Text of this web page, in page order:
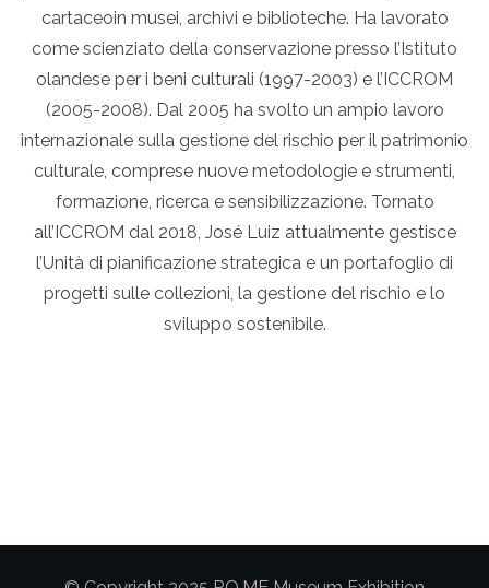
cartaceoin musei, archivi e biblioteche. Ha lavorato
come scienziato della conservazione presso l’Istituto
olandese per i beni culturali (1997-2003) e l’ICCROM
(2005-2008). Dal 2005 ha svolto un ampio lavoro
internazionale sulla gestione del rischio per il patrimonio
culturale, comprese nuove metodologie e strumenti,
formazione, ricerca e sensibilizzazione. Tornato
all’ICCROM dal 2018, José Luiz attualmente gestisce
l’Unità di pianificazione strategica e un portafoglio di
progetti sulle collezioni, la gestione del rischio e lo
sviluppo sostenibile.